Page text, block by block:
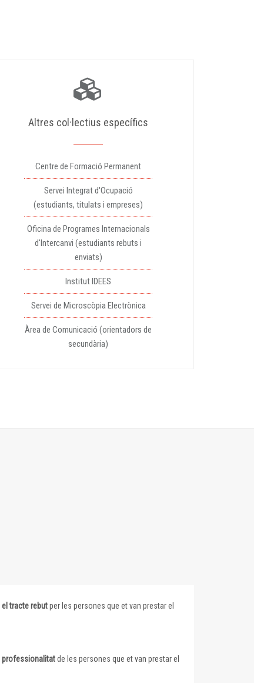
Altres col·lectius específics
Centre de Formació Permanent
Servei Integrat d'Ocupació
(estudiants, titulats i empreses)
Oficina de Programes Internacionals
d'Intercanvi (estudiants rebuts i
enviats)
Institut IDEES
Servei de Microscòpia Electrònica
Àrea de Comunicació (orientadors de
secundària)
el tracte rebutper les persones que et van prestar el
professionalitatde les persones que et van prestar el